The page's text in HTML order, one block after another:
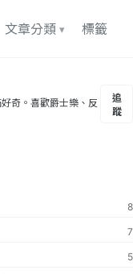
文章分類 標籤
奇。喜歡爵士樂、反
追
蹤
8
7
5